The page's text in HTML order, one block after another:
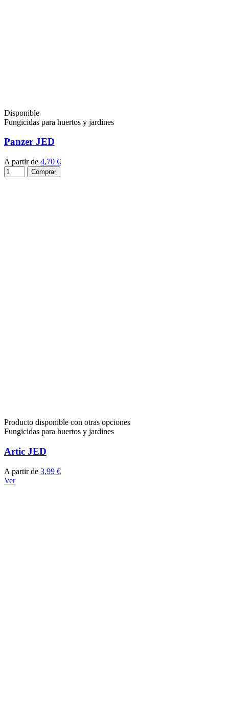
Disponible
Fungicidas para huertos y jardines
Panzer JED
A partir de 4,70 €
Comprar
Producto disponible con otras opciones
Fungicidas para huertos y jardines
Artic JED
A partir de 3,99 €
Ver